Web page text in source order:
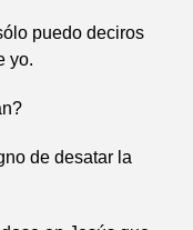
puedo deciros
yo.
de desatar la